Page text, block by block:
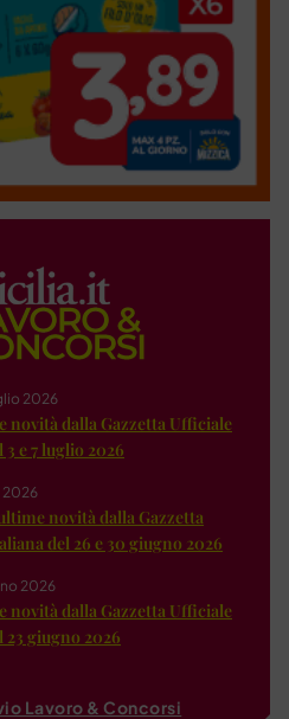
2026
novità dalla Gazzetta Ufficiale
e 7 luglio 2026
2026
novità dalla Gazzetta
del 26 e 30 giugno 2026
2026
novità dalla Gazzetta Ufficiale
giugno 2026
Lavoro & Concorsi